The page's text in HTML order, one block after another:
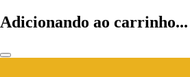
Adicionando ao carrinho...